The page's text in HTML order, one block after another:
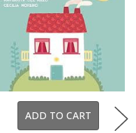
ADD TO CART